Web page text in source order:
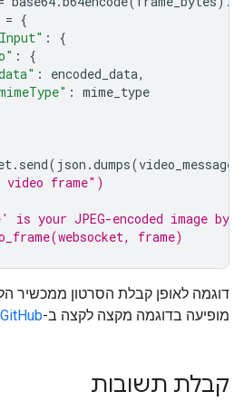
= {
:
{
:
{
: encoded_data,
: mime_type
. send( json .dumps(video_message
frame")
is your JPEG-encoded image
frame)
דוגמה לאופן קבלת הסרטון ממכשיר
מופיעה בדוגמה מקצה לקצה ב-GitHub
קבלת תשובות